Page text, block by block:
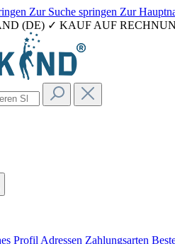
Zur Suche springen Zur
(DE) ✓ KAUF AUF
Profil Adressen Zahlungsarten